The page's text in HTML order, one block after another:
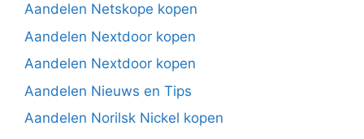
Aandelen Netskope kopen
Aandelen Nextdoor kopen
Aandelen Nextdoor kopen
Aandelen Nieuws en Tips
Aandelen Norilsk Nickel kopen